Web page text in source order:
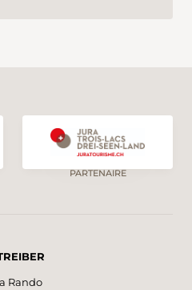
PARTENAIRE
Rando